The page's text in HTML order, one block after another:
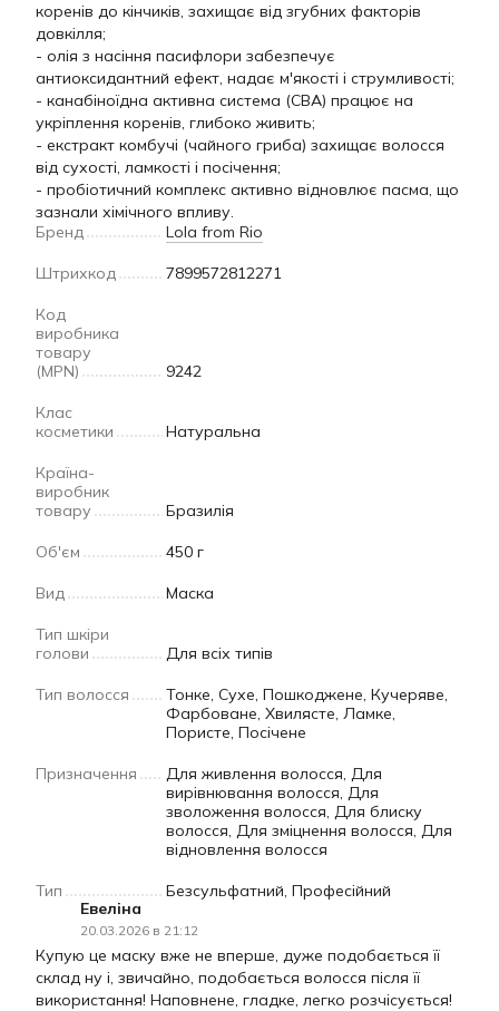
коренів до кінчиків, захищає від згубних факторів
довкілля;
- олія з насіння пасифлори забезпечує
антиоксидантний ефект, надає м'якості і струмливості;
- канабіноїдна активна система (CBA) працює на
укріплення коренів, глибоко живить;
- екстракт комбучі (чайного гриба) захищає волосся
від сухості, ламкості і посічення;
- пробіотичний комплекс активно відновлює пасма, що
зазнали хімічного впливу.
Бренд
Lola from Rio
Штрихкод 7899572812271
Код
виробника
товару
(MPN)
9242
Клас
косметики
Натуральна
Країна-
виробник
товару
Бразилія
Об'єм 450 г
Вид Маска
Тип шкіри
голови
Для всіх типів
Тип волосся
Тонке, Сухе, Пошкоджене, Кучеряве,
Фарбоване, Хвилясте, Ламке,
Пористе, Посічене
Призначення
Для живлення волосся, Для
вирівнювання волосся, Для
зволоження волосся, Для блиску
волосся, Для зміцнення волосся, Для
відновлення волосся
Тип
Безсульфатний, Професійний
Евеліна
20.03.2026 в 21:12
Купую це маску вже не вперше, дуже подобається її
склад ну і, звичайно, подобається волосся після її
використання! Наповнене, гладке, легко розчісується!